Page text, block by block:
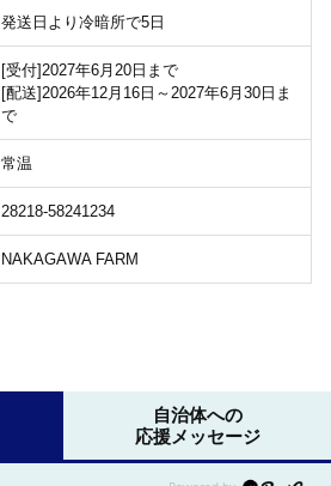
発送日より冷暗所で5日
[受付]2027年6月20日まで
[配送]2026年12月16日～2027年6月30日ま
で
常温
28218-58241234
NAKAGAWA FARM
自治体への
応援メッセージ